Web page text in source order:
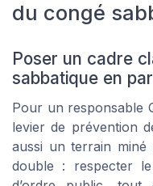
du congé
Poser un cadre
sabbatique en
Pour un responsable
levier de prévention
aussi un terrain miné
double : respecter le